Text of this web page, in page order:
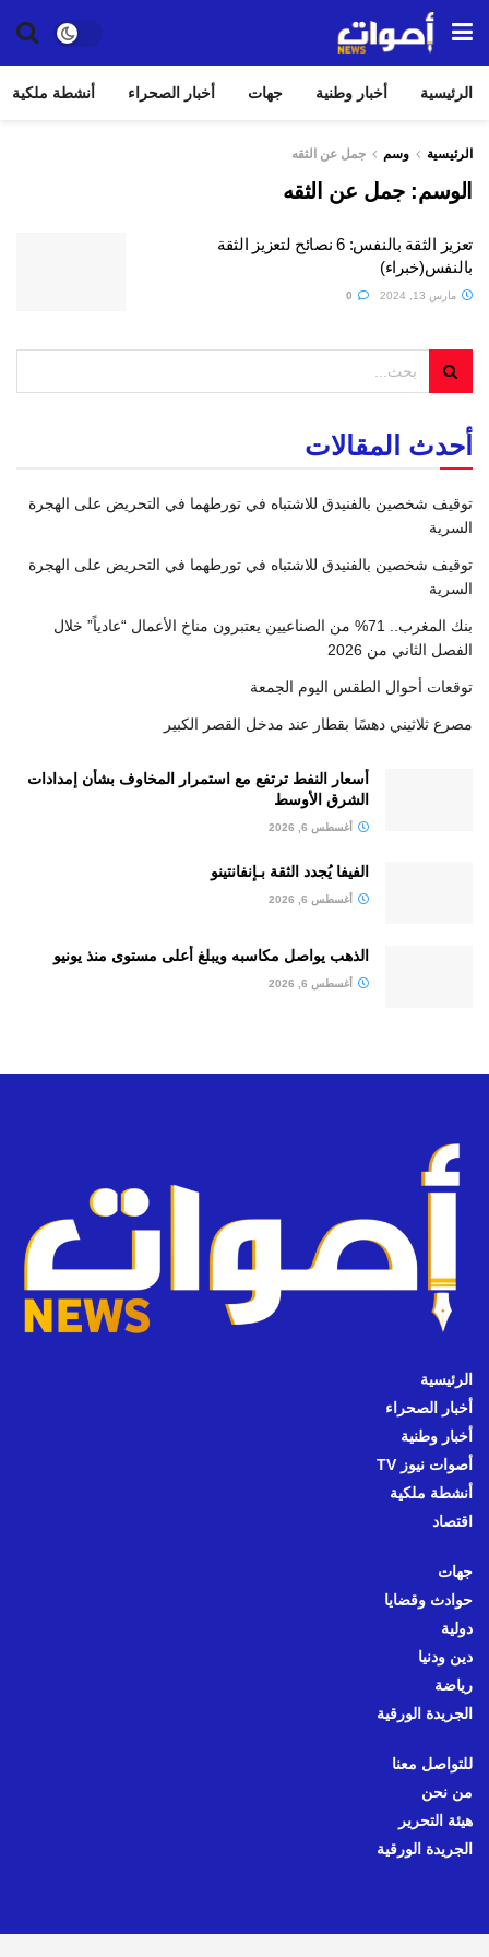
الرئيسية أخبار وطنية جهات أخبار الصحراء أنشطة ملكية
الرئيسية وسم جمل عن الثقه
الوسم:جمل عن الثقه
تعزيز الثقة بالنفس: 6 نصائح لتعزيز الثقة
بالنفس(خبراء)
مارس 13, 2024
أحدث المقالات
توقيف شخصين بالفنيدق للاشتباه في تورطهما في التحريض على الهجرة
السرية
توقيف شخصين بالفنيدق للاشتباه في تورطهما في التحريض على الهجرة
السرية
بنك المغرب.. 71% من الصناعيين يعتبرون مناخ الأعمال “عادياً” خلال
الفصل الثاني من 2026
توقعات أحوال الطقس اليوم الجمعة
مصرع ثلاثيني دهسًا بقطار عند مدخل القصر الكبير
أسعار النفط ترتفع مع استمرار المخاوف بشأن إمدادات
الشرق الأوسط
أغسطس 6, 2026
الفيفا يُجدد الثقة بـإنفانتينو
أغسطس 6, 2026
الذهب يواصل مكاسبه ويبلغ أعلى مستوى منذ يونيو
أغسطس 6, 2026
الرئيسية
أخبار الصحراء
أخبار وطنية
أصوات نيوز TV
أنشطة ملكية
اقتصاد
جهات
حوادث وقضايا
دولية
دين ودنيا
رياضة
الجريدة الورقية
للتواصل معنا
من نحن
هيئة التحرير
الجريدة الورقية